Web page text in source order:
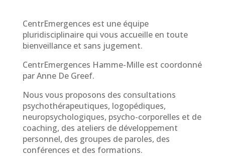
CentrEmergences est une équipe
pluridisciplinaire qui vous accueille en toute
bienveillance et sans jugement.
CentrEmergences Hamme-Mille est coordonné
par Anne De Greef.
Nous vous proposons des consultations
psychothérapeutiques, logopédiques,
neuropsychologiques, psycho-corporelles et de
coaching, des ateliers de développement
personnel, des groupes de paroles, des
conférences et des formations.